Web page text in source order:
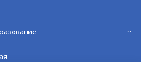
ОМСУ муниципального
г.Североморск